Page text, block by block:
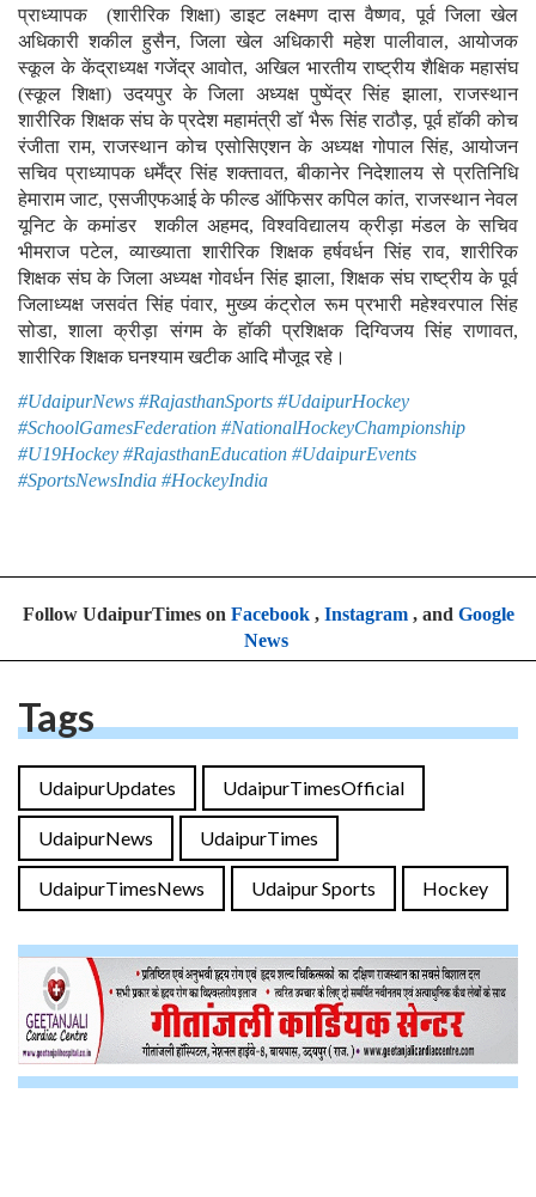
प्राध्यापक (शारीरिक शिक्षा) डाइट लक्ष्मण दास वैष्णव, पूर्व जिला खेल
अधिकारी शकील हुसैन, जिला खेल अधिकारी महेश पालीवाल, आयोजक
स्कूल के केंद्राध्यक्ष गजेंद्र आवोत, अखिल भारतीय राष्ट्रीय शैक्षिक महासंघ
(स्कूल शिक्षा) उदयपुर के जिला अध्यक्ष पुष्पेंद्र सिंह झाला, राजस्थान
शारीरिक शिक्षक संघ के प्रदेश महामंत्री डॉ भैरू सिंह राठौड़, पूर्व हॉकी कोच
रंजीता राम, राजस्थान कोच एसोसिएशन के अध्यक्ष गोपाल सिंह, आयोजन
सचिव प्राध्यापक धर्मेंद्र सिंह शक्तावत, बीकानेर निदेशालय से प्रतिनिधि
हेमाराम जाट, एसजीएफआई के फील्ड ऑफिसर कपिल कांत, राजस्थान नेवल
यूनिट के कमांडर शकील अहमद, विश्वविद्यालय क्रीड़ा मंडल के सचिव
भीमराज पटेल, व्याख्याता शारीरिक शिक्षक हर्षवर्धन सिंह राव, शारीरिक
शिक्षक संघ के जिला अध्यक्ष गोवर्धन सिंह झाला, शिक्षक संघ राष्ट्रीय के पूर्व
जिलाध्यक्ष जसवंत सिंह पंवार, मुख्य कंट्रोल रूम प्रभारी महेश्वरपाल सिंह
सोडा, शाला क्रीड़ा संगम के हॉकी प्रशिक्षक दिग्विजय सिंह राणावत,
शारीरिक शिक्षक घनश्याम खटीक आदि मौजूद रहे।
#UdaipurNews #RajasthanSports #UdaipurHockey
#SchoolGamesFederation #NationalHockeyChampionship
#U19Hockey #RajasthanEducation #UdaipurEvents
#SportsNewsIndia #HockeyIndia
Follow UdaipurTimes on Facebook, Instagram, and Google
News
Tags
UdaipurUpdates UdaipurTimesOfficial
UdaipurNews UdaipurTimes
UdaipurTimesNews Udaipur Sports Hockey